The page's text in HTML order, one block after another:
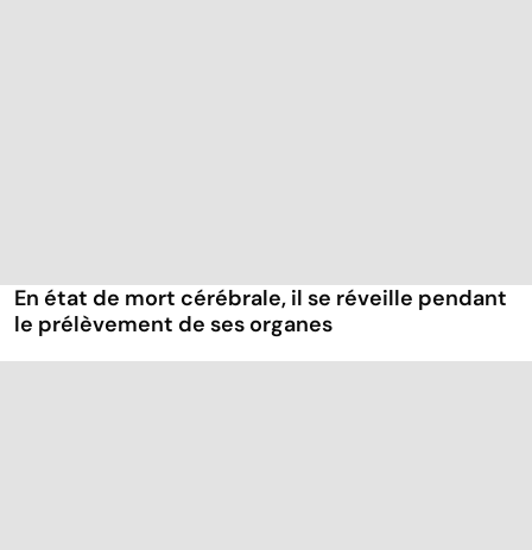
En état de mort cérébrale, il se réveille pendant
le prélèvement de ses organes